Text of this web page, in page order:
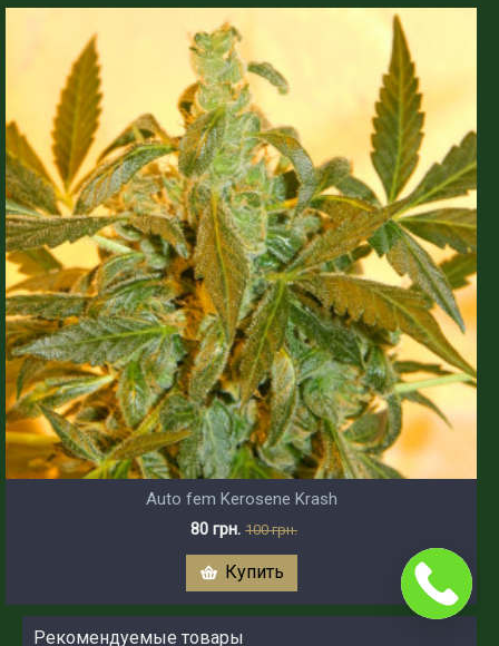
Auto fem Kerosene Krash
80 грн. 100 грн.
Купить
Рекомендуемые товары